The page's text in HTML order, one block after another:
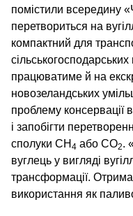
помістили всередину
перетвориться на
компактний для
працюватиме й на
новозеландських
проблему консервації
і запобігти
сполуки CH 4 або CO2.
вуглець у вигляді
трансформації.
використання як